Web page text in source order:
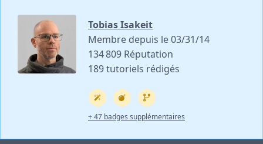
Tobias Isakeit
Membre depuis le 03/31/14
134 809 Réputation
189 tutoriels rédigés
+ 47 badges supplémentaires